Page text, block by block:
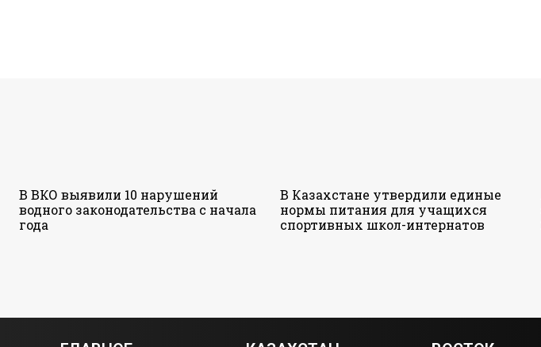
В ВКО выявили 10 нарушений
водного законодательства с начала
года
В Казахстане утвердили единые
нормы питания для учащихся
спортивных школ-интернатов